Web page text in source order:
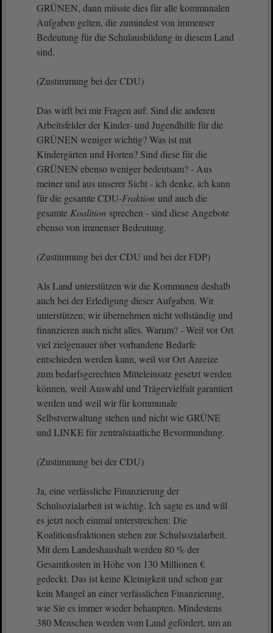
GRÜNEN, dann müsste dies für alle kommunalen
Aufgaben gelten, die zumindest von immenser
Bedeutung für die Schulausbildung in diesem Land
sind.
(Zustimmung bei der CDU)
Das wirft bei mir Fragen auf: Sind die anderen
Arbeitsfelder der Kinder- und Jugendhilfe für die
GRÜNEN weniger wichtig? Was ist mit
Kindergärten und Horten? Sind diese für die
GRÜNEN ebenso weniger bedeutsam? - Aus
meiner und aus unserer Sicht - ich denke, ich kann
für die gesamte CDU-Fraktion und auch die
gesamte Koalition sprechen - sind diese Angebote
ebenso von immenser Bedeutung.
(Zustimmung bei der CDU und bei der FDP)
Als Land unterstützen wir die Kommunen deshalb
auch bei der Erledigung dieser Aufgaben. Wir
unterstützen; wir übernehmen nicht vollständig und
finanzieren auch nicht alles. Warum? - Weil vor Ort
viel zielgenauer über vorhandene Bedarfe
entschieden werden kann, weil vor Ort Anreize
zum bedarfsgerechten Mitteleinsatz gesetzt werden
können, weil Auswahl und Trägervielfalt garantiert
werden und weil wir für kommunale
Selbstverwaltung stehen und nicht wie GRÜNE
und LINKE für zentralstaatliche Bevormundung.
(Zustimmung bei der CDU)
Ja, eine verlässliche Finanzierung der
Schulsozialarbeit ist wichtig. Ich sagte es und will
es jetzt noch einmal unterstreichen: Die
Koalitionsfraktionen stehen zur Schulsozialarbeit.
Mit dem Landeshaushalt werden 80 % der
Gesamtkosten in Höhe von 130 Millionen €
gedeckt. Das ist keine Kleinigkeit und schon gar
kein Mangel an einer verlässlichen Finanzierung,
wie Sie es immer wieder behaupten. Mindestens
380 Menschen werden vom Land gefördert, um an